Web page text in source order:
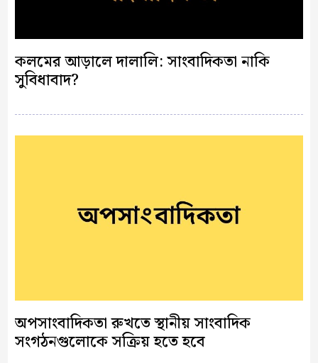
কলমের আড়ালে দালালি: সাংবাদিকতা নাকি
সুবিধাবাদ?
অপসাংবাদিকতা রুখতে স্থানীয় সাংবাদিক
সংগঠনগুলোকে সক্রিয় হতে হবে